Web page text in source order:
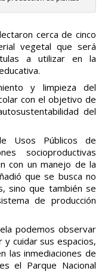
cerca de cinco
vegetal que será
a utilizar en la
y limpieza del
con el objetivo de
del
Usos Públicos de
socioproductivas
con un manejo de la
que se busca no
sino que también se
de producción
podemos observar
cuidar sus espacios,
las inmediaciones de
el Parque Nacional